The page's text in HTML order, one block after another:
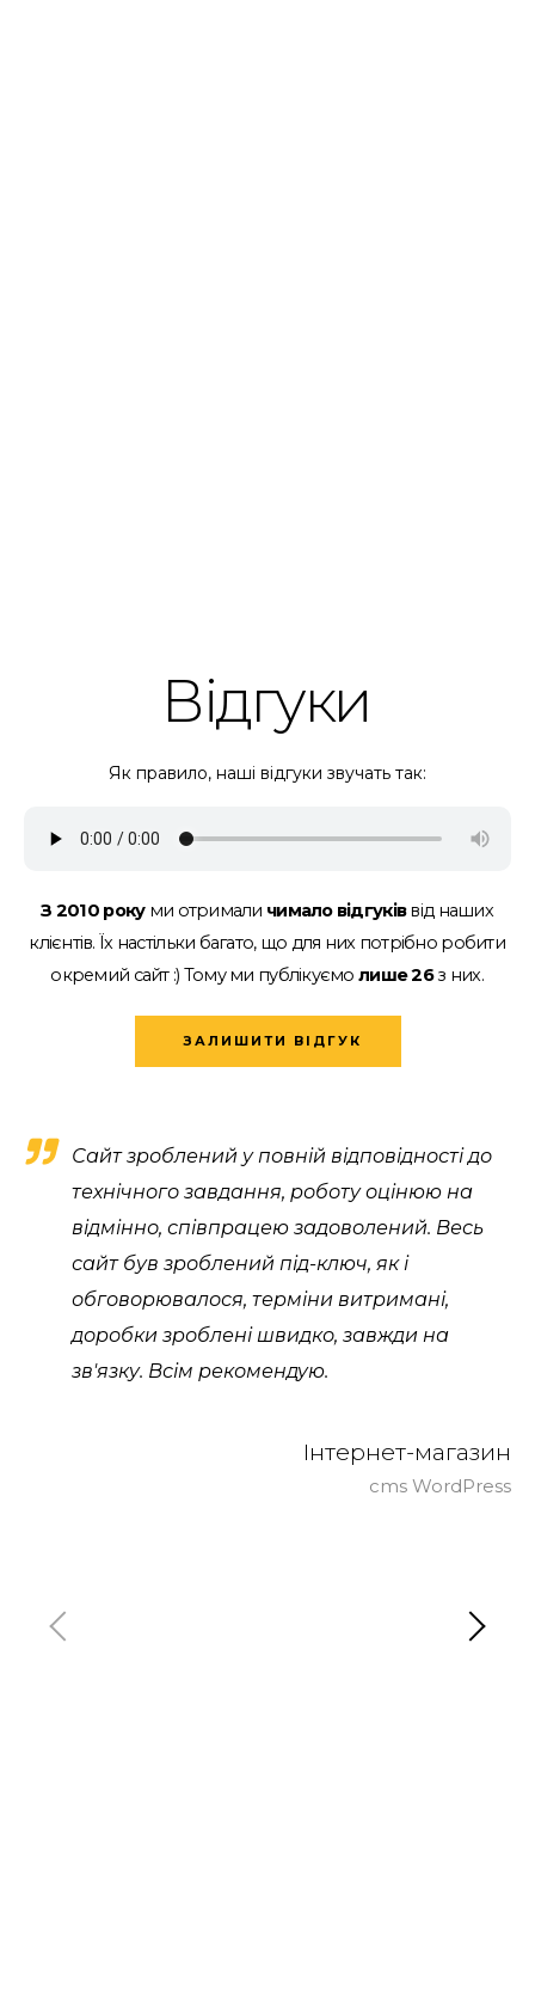
Відгуки
Як правило, наші відгуки звучать так:
З 2010 рокуми отримали чимало відгуківвід наших
клієнтів. Їх настільки багато, що для них потрібно робити
окремий сайт :) Тому ми публікуємолише 26з них.
ЗАЛИШИТИ ВІДГУК
Сайт зроблений у повній відповідності до
технічного завдання, роботу оцінюю на
відмінно, співпрацею задоволений. Весь
сайт був зроблений під-ключ, як і
обговорювалося, терміни витримані,
доробки зроблені швидко, завжди на
зв'язку. Всім рекомендую.
Інтернет-магазин
cms WordPress